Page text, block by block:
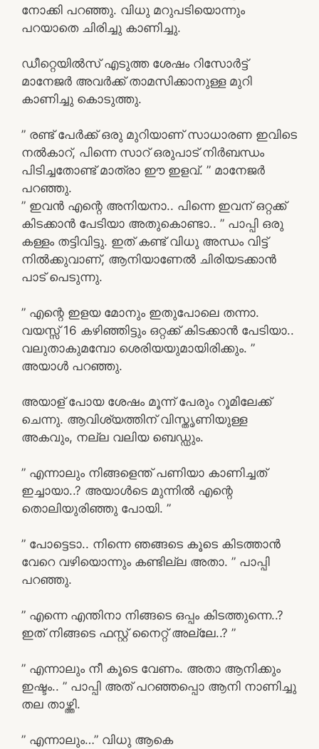
നോക്കി പറഞ്ഞു. വിധു മറുപടിയൊന്നും
പറയാതെ ചിരിച്ചു കാണിച്ചു.
ഡീറ്റെയിൽസ് എടുത്ത ശേഷം റിസോർട്ട്
മാനേജർ അവർക്ക് താമസിക്കാനുള്ള മുറി
കാണിച്ചു കൊടുത്തു.
” രണ്ട് പേർക്ക് ഒരു മുറിയാണ് സാധാരണ ഇവിടെ
നൽകാറ്, പിന്നെ സാറ് ഒരുപാട് നിർബന്ധം
പിടിച്ചതോണ്ട് മാത്രാ ഈ ഇളവ്. ” മാനേജർ
പറഞ്ഞു.
” ഇവൻ എന്റെ അനിയനാ.. പിന്നെ ഇവന് ഒറ്റക്ക്
കിടക്കാൻ പേടിയാ അതുകൊണ്ടാ.. ” പാപ്പി ഒരു
കള്ളം തട്ടിവിട്ടു. ഇത് കണ്ട് വിധു അന്ധം വിട്ട്
നിൽക്കുവാണ്, ആനിയാണേൽ ചിരിയടക്കാൻ
പാട് പെടുന്നു.
” എന്റെ ഇളയ മോനും ഇതുപോലെ തന്നാ.
വയസ്സ് 16 കഴിഞ്ഞിട്ടും ഒറ്റക്ക് കിടക്കാൻ പേടിയാ..
വലുതാകുമമ്പോ ശെരിയയുമായിരിക്കും. ”
അയാൾ പറഞ്ഞു.
അയാള് പോയ ശേഷം മൂന്ന് പേരും റൂമിലേക്ക്
ചെന്നു. ആവിശ്യത്തിന് വിസ്തൃണിയുള്ള
അകവും, നല്ല വലിയ ബെഡ്ഡും.
” എന്നാലും നിങ്ങളെന്ത് പണിയാ കാണിച്ചത്
ഇച്ചായാ..? അയാൾടെ മുന്നിൽ എന്റെ
തൊലിയുരിഞ്ഞു പോയി. ”
” പോട്ടെടാ.. നിന്നെ ഞങ്ങടെ കൂടെ കിടത്താൻ
വേറെ വഴിയൊന്നും കണ്ടില്ല അതാ. ” പാപ്പി
പറഞ്ഞു.
” എന്നെ എന്തിനാ നിങ്ങടെ ഒപ്പം കിടത്തുന്നെ..?
ഇത് നിങ്ങടെ ഫസ്റ്റ് നൈറ്റ് അല്ലേ..? ”
” എന്നാലും നീ കൂടെ വേണം. അതാ ആനിക്കും
ഇഷ്ടം.. ” പാപ്പി അത് പറഞ്ഞപ്പൊ ആനി നാണിച്ചു
തല താഴ്ത്തി.
” എന്നാലും…” വിധു ആകെ